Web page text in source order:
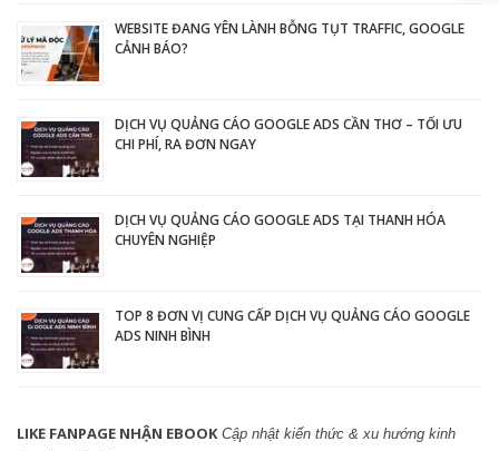
WEBSITE ĐANG YÊN LÀNH BỖNG TỤT TRAFFIC, GOOGLE
CẢNH BÁO?
DỊCH VỤ QUẢNG CÁO GOOGLE ADS CẦN THƠ – TỐI ƯU
CHI PHÍ, RA ĐƠN NGAY
DỊCH VỤ QUẢNG CÁO GOOGLE ADS TẠI THANH HÓA
CHUYÊN NGHIỆP
TOP 8 ĐƠN VỊ CUNG CẤP DỊCH VỤ QUẢNG CÁO GOOGLE
ADS NINH BÌNH
LIKE FANPAGE NHẬN EBOOK Cập nhật kiến thức & xu hướng kinh